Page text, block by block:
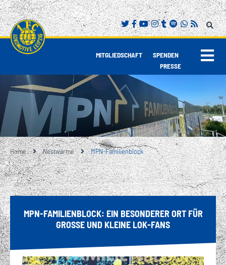
MITGLIEDSCHAFT| SPENDEN |
PRESSE
Home Nestwärme MPN-Familienblock
MPN-FAMILIENBLOCK: EIN BESONDERER ORT FÜR
GROSSE UND KLEINE LOK-FANS